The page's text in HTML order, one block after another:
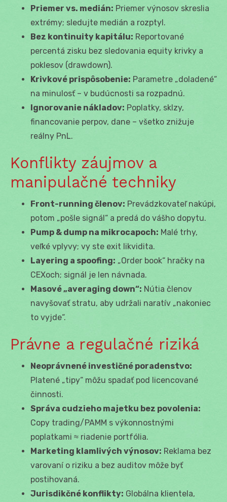
Priemer vs. medián: Priemer výnosov skreslia
extrémy; sledujte medián a rozptyl.
Bez kontinuity kapitálu: Reportované
percentá zisku bez sledovania equity krivky a
poklesov (drawdown).
Krivkové prispôsobenie: Parametre „doladené“
na minulosť – v budúcnosti sa rozpadnú.
Ignorovanie nákladov: Poplatky, sklzy,
financovanie perpov, dane – všetko znižuje
reálny PnL.
Konflikty záujmov a
manipulačné techniky
Front-running členov: Prevádzkovateľ nakúpi,
potom „pošle signál“ a predá do vášho dopytu.
Pump & dump na mikrocapoch: Malé trhy,
veľké vplyvy; vy ste exit likvidita.
Layering a spoofing: „Order book“ hračky na
CEXoch; signál je len návnada.
Masové „averaging down“: Nútia členov
navyšovať stratu, aby udržali naratív „nakoniec
to vyjde“.
Právne a regulačné riziká
Neoprávnené investičné poradenstvo:
Platené „tipy“ môžu spadať pod licencované
činnosti.
Správa cudzieho majetku bez povolenia:
Copy trading/PAMM s výkonnostnými
poplatkami ≈ riadenie portfólia.
Marketing klamlivých výnosov: Reklama bez
varovaní o riziku a bez auditov môže byť
postihovaná.
Jurisdikčné konflikty: Globálna klientela,